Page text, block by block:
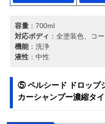
容量 ：700ml
対応ボディ ：全塗装色、コ
機能：洗浄
液性 ：中性
⑤ ペルシード ドロップ
カーシャンプー濃縮タ